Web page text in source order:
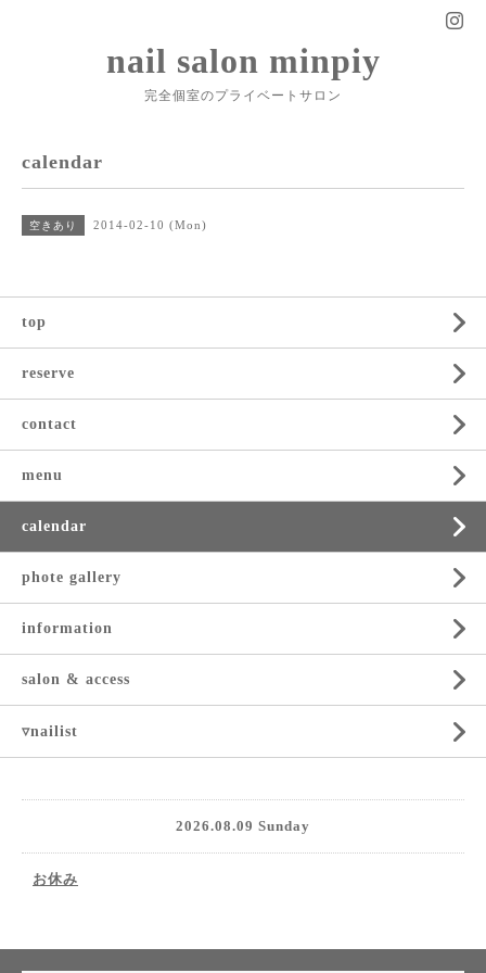
nail salon minpiy
完全個室のプライベートサロン
calendar
空きあり 2014-02-10 (Mon)
top
reserve
contact
menu
calendar
phote gallery
information
salon & access
▿nailist
2026.08.09 Sunday
お休み